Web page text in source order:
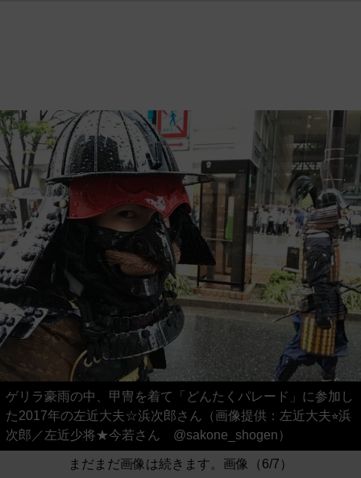
ゲリラ豪雨の中、甲冑を着て「どんたくパレード」に参加し
た2017年の左近大夫☆浜次郎さん（画像提供：左近大夫⭐︎浜
次郎／左近少将★今若さん @sakone_shogen）
まだまだ画像は続きます。画像（6/7）